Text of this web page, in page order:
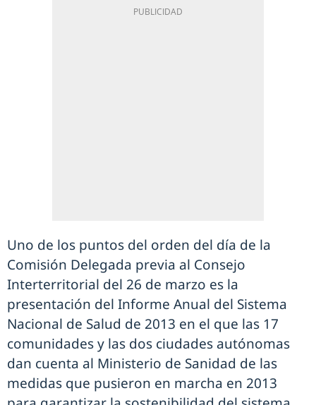
Uno de los puntos del orden del día de la
Comisión Delegada previa al Consejo
Interterritorial del 26 de marzo es la
presentación del Informe Anual del Sistema
Nacional de Salud de 2013 en el que las 17
comunidades y las dos ciudades autónomas
dan cuenta al Ministerio de Sanidad de las
medidas que pusieron en marcha en 2013